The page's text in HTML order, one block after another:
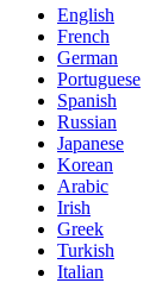
English
French
German
Portuguese
Spanish
Russian
Japanese
Korean
Arabic
Irish
Greek
Turkish
Italian